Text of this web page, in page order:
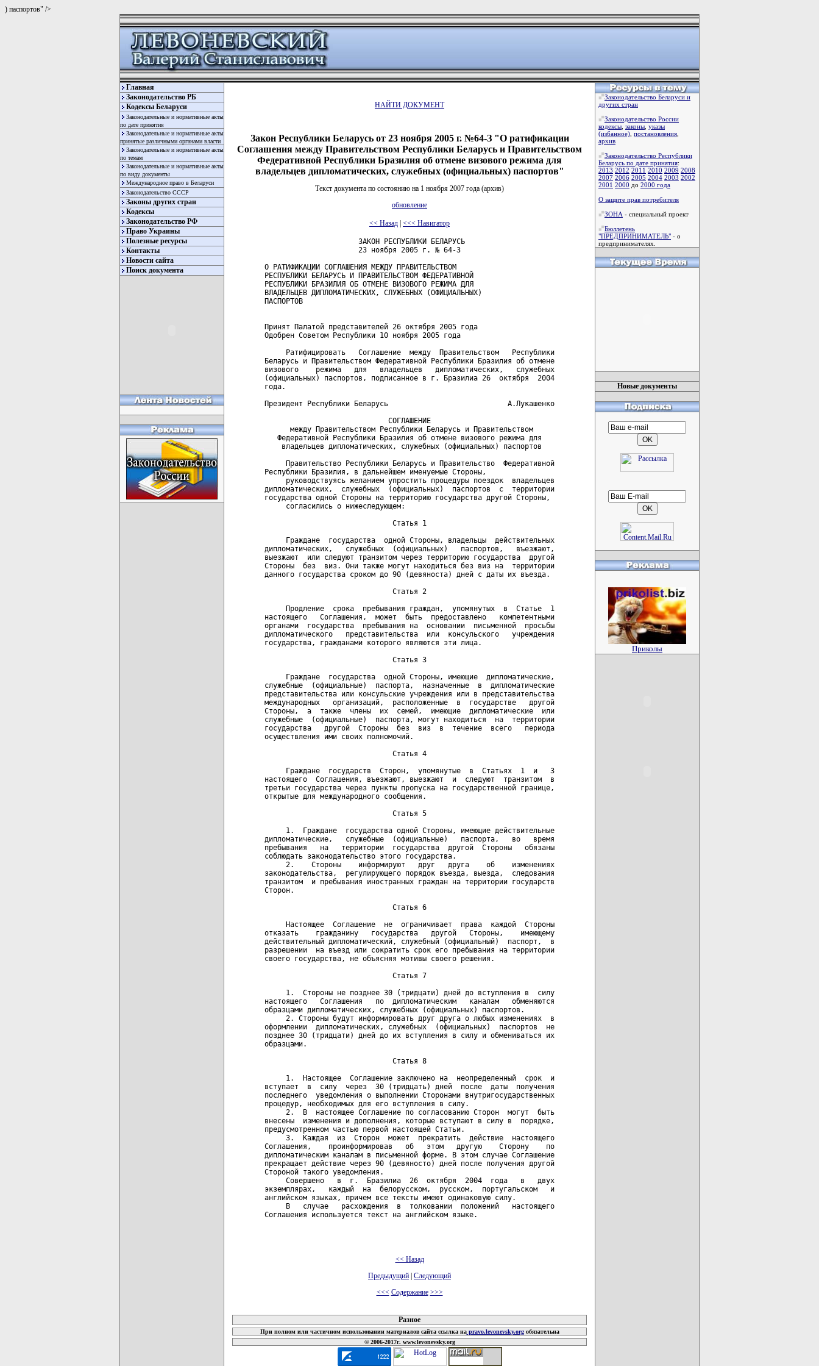
) паспортов" />
Главная
Законодательство РБ
Кодексы Беларуси
Законодательные и нормативные акты
по дате принятия
Законодательные и нормативные акты
принятые различными органами власти
Законодательные и нормативные акты
по темам
Законодательные и нормативные акты
по виду документы
Международное право в Беларуси
Законодательство СССР
Законы других стран
Кодексы
Законодательство РФ
Право Украины
Полезные ресурсы
Контакты
Новости сайта
Поиск документа
НАЙТИ ДОКУМЕНТ
Закон Республики Беларусь от 23 ноября 2005 г. №64-З "О ратификации
Соглашения между Правительством Республики Беларусь и Правительством
Федеративной Республики Бразилия об отмене визового режима для
владельцев дипломатических, служебных (официальных) паспортов"
Текст документа по состоянию на 1 ноября 2007 года (архив)
обновление
<< Назад | <<< Навигатор
                      ЗАКОН РЕСПУБЛИКИ БЕЛАРУСЬ
                      23 ноября 2005 г. № 64-З
О РАТИФИКАЦИИ СОГЛАШЕНИЯ МЕЖДУ ПРАВИТЕЛЬСТВОМ
РЕСПУБЛИКИ БЕЛАРУСЬ И ПРАВИТЕЛЬСТВОМ ФЕДЕРАТИВНОЙ
РЕСПУБЛИКИ БРАЗИЛИЯ ОБ ОТМЕНЕ ВИЗОВОГО РЕЖИМА ДЛЯ
ВЛАДЕЛЬЦЕВ ДИПЛОМАТИЧЕСКИХ, СЛУЖЕБНЫХ (ОФИЦИАЛЬНЫХ)
ПАСПОРТОВ
Принят Палатой представителей 26 октября 2005 года
Одобрен Советом Республики 10 ноября 2005 года
     Ратифицировать   Соглашение  между  Правительством   Республики
Беларусь и Правительством Федеративной Республики Бразилия об отмене
визового    режима   для   владельцев   дипломатических,   служебных
(официальных) паспортов, подписанное в г. Бразилиа 26  октября  2004
года.
Президент Республики Беларусь                            А.Лукашенко
                             СОГЛАШЕНИЕ
      между Правительством Республики Беларусь и Правительством
   Федеративной Республики Бразилия об отмене визового режима для
    владельцев дипломатических, служебных (официальных) паспортов
     Правительство Республики Беларусь и Правительство  Федеративной
Республики Бразилия, в дальнейшем именуемые Стороны,
     руководствуясь желанием упростить процедуры поездок  владельцев
дипломатических,  служебных  (официальных)  паспортов  с  территории
государства одной Стороны на территорию государства другой Стороны,
     согласились о нижеследующем:
                              Статья 1
     Граждане  государства  одной Стороны, владельцы  действительных
дипломатических,   служебных  (официальных)   паспортов,   въезжают,
выезжают  или следуют транзитом через территорию государства  другой
Стороны  без  виз. Они также могут находиться без виз на  территории
данного государства сроком до 90 (девяноста) дней с даты их въезда.
                              Статья 2
     Продление  срока  пребывания граждан,  упомянутых  в  Статье  1
настоящего   Соглашения,  может  быть  предоставлено   компетентными
органами  государства  пребывания на  основании  письменной  просьбы
дипломатического   представительства  или  консульского   учреждения
государства, гражданами которого являются эти лица.
                              Статья 3
     Граждане  государства  одной Стороны, имеющие  дипломатические,
служебные  (официальные)  паспорта,  назначенные  в  дипломатические
представительства или консульские учреждения или в представительства
международных   организаций,  расположенные  в  государстве   другой
Стороны,  а  также  члены  их  семей,  имеющие  дипломатические  или
служебные  (официальные)  паспорта, могут находиться  на  территории
государства   другой  Стороны  без  виз  в  течение  всего   периода
осуществления ими своих полномочий.
                              Статья 4
     Граждане  государств  Сторон,  упомянутые  в  Статьях  1  и   3
настоящего  Соглашения, въезжают, выезжают  и  следуют  транзитом  в
третьи государства через пункты пропуска на государственной границе,
открытые для международного сообщения.
                              Статья 5
     1.  Граждане  государства одной Стороны, имеющие действительные
дипломатические,   служебные  (официальные)   паспорта,   во   время
пребывания   на   территории  государства  другой  Стороны   обязаны
соблюдать законодательство этого государства.
     2.    Стороны    информируют   друг   друга    об    изменениях
законодательства,  регулирующего порядок въезда, выезда,  следования
транзитом  и пребывания иностранных граждан на территории государств
Сторон.
                              Статья 6
     Настоящее  Соглашение  не  ограничивает  права  каждой  Стороны
отказать    гражданину   государства   другой   Стороны,    имеющему
действительный дипломатический, служебный (официальный)  паспорт,  в
разрешении  на въезд или сократить срок его пребывания на территории
своего государства, не объясняя мотивы своего решения.
                              Статья 7
     1.  Стороны не позднее 30 (тридцати) дней до вступления в  силу
настоящего   Соглашения   по  дипломатическим   каналам   обменяются
образцами дипломатических, служебных (официальных) паспортов.
     2. Стороны будут информировать друг друга о любых изменениях  в
оформлении  дипломатических, служебных  (официальных)  паспортов  не
позднее 30 (тридцати) дней до их вступления в силу и обмениваться их
образцами.
                              Статья 8
     1.  Настоящее  Соглашение заключено на  неопределенный  срок  и
вступает  в  силу  через  30 (тридцать) дней  после  даты  получения
последнего  уведомления о выполнении Сторонами внутригосударственных
процедур, необходимых для его вступления в силу.
     2.  В  настоящее Соглашение по согласованию Сторон  могут  быть
внесены  изменения и дополнения, которые вступают в силу в  порядке,
предусмотренном частью первой настоящей Статьи.
     3.  Каждая  из  Сторон  может  прекратить  действие  настоящего
Соглашения,    проинформировав   об   этом   другую    Сторону    по
дипломатическим каналам в письменной форме. В этом случае Соглашение
прекращает действие через 90 (девяносто) дней после получения другой
Стороной такого уведомления.
     Совершено   в  г.  Бразилиа  26  октября  2004  года   в   двух
экземплярах,   каждый  на  белорусском,  русском,  португальском   и
английском языках, причем все тексты имеют одинаковую силу.
     В   случае   расхождения  в  толковании  положений   настоящего
Соглашения используется текст на английском языке.
<< Назад
Предыдущий | Следующий
<<< Содержание >>>
Разное
При полном или частичном использовании материалов сайта ссылка наpravo.levonevsky.orgобязательна
© 2006-2017г. www.levonevsky.org
Законодательство Беларуси и
других стран
Законодательство России
кодексы законы указы
(избанное) постановления
архив
Законодательство Республики
Беларусь по дате принятия:
2013 2012 2011 2010 2009 2008
2007 2006 2005 2004 2003 2002
2001 2000 до 2000 года
О защите прав потребителя
ЗОНА - специальный проект
Бюллетень
"ПРЕДПРИНИМАТЕЛЬ" - о
предпринимателях.
Новые документы
Приколы